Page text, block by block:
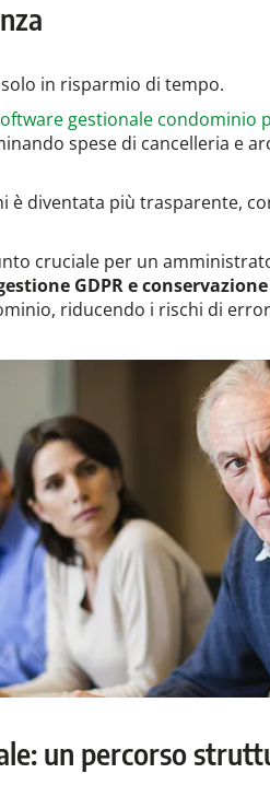
in risparmio di tempo.
gestionale condominio
spese di cancelleria e
è diventata più trasparente,
cruciale per un
GDPR e
riducendo i rischi di
un percorso